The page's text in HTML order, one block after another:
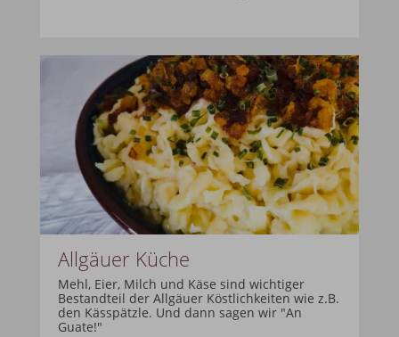
Allgäuer Küche
Mehl, Eier, Milch und Käse sind wichtiger
Bestandteil der Allgäuer Köstlichkeiten wie z.B.
den Kässpätzle. Und dann sagen wir "An
Guate!"